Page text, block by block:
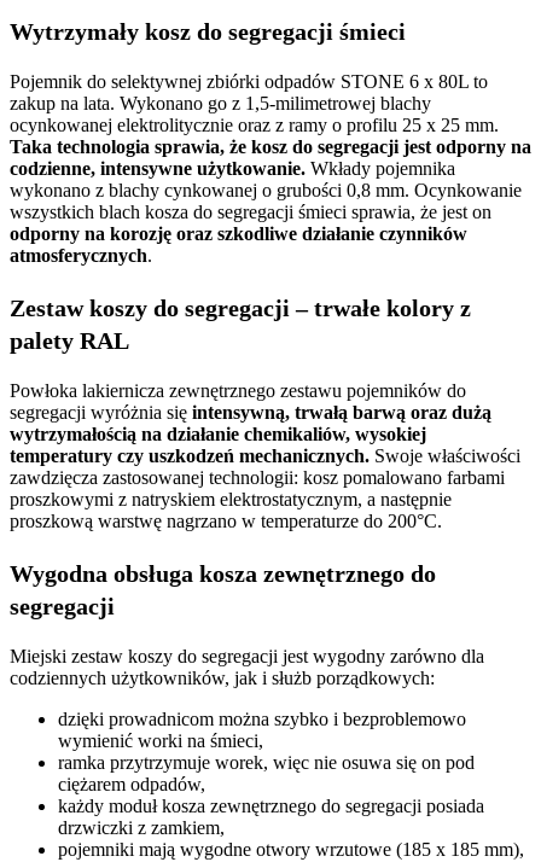
Wytrzymały kosz do segregacji śmieci
Pojemnik do selektywnej zbiórki odpadów STONE 6 x 80L to
zakup na lata. Wykonano go z 1,5-milimetrowej blachy
ocynkowanej elektrolitycznie oraz z ramy o profilu 25 x 25 mm.
Taka technologia sprawia, że kosz do segregacji jest odporny na
codzienne, intensywne użytkowanie. Wkłady pojemnika
wykonano z blachy cynkowanej o grubości 0,8 mm. Ocynkowanie
wszystkich blach kosza do segregacji śmieci sprawia, że jest on
odporny na korozję oraz szkodliwe działanie czynników
atmosferycznych.
Zestaw koszy do segregacji – trwałe kolory z
palety RAL
Powłoka lakiernicza zewnętrznego zestawu pojemników do
segregacji wyróżnia się intensywną, trwałą barwą oraz dużą
wytrzymałością na działanie chemikaliów, wysokiej
temperatury czy uszkodzeń mechanicznych. Swoje właściwości
zawdzięcza zastosowanej technologii: kosz pomalowano farbami
proszkowymi z natryskiem elektrostatycznym, a następnie
proszkową warstwę nagrzano w temperaturze do 200°C.
Wygodna obsługa kosza zewnętrznego do
segregacji
Miejski zestaw koszy do segregacji jest wygodny zarówno dla
codziennych użytkowników, jak i służb porządkowych:
dzięki prowadnicom można szybko i bezproblemowo
wymienić worki na śmieci,
ramka przytrzymuje worek, więc nie osuwa się on pod
ciężarem odpadów,
każdy moduł kosza zewnętrznego do segregacji posiada
drzwiczki z zamkiem,
pojemniki mają wygodne otwory wrzutowe (185 x 185 mm),